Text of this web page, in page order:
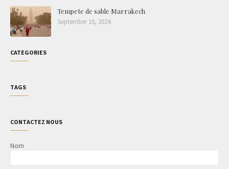
Tempete de sable Marrakech
September 10, 2024
CATEGORIES
TAGS
CONTACTEZ NOUS
Nom